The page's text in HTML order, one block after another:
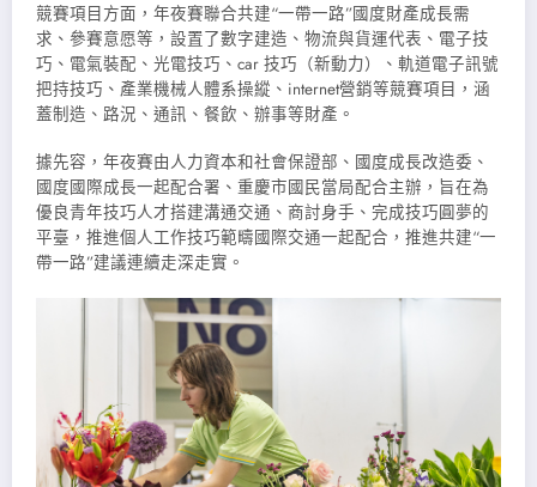
競賽項目方面，年夜賽聯合共建“一帶一路”國度財產成長需
求、參賽意愿等，設置了數字建造、物流與貨運代表、電子技
巧、電氣裝配、光電技巧、car 技巧（新動力）、軌道電子訊號
把持技巧、產業機械人體系操縱、internet營銷等競賽項目，涵
蓋制造、路況、通訊、餐飲、辦事等財產。
據先容，年夜賽由人力資本和社會保證部、國度成長改造委、
國度國際成長一起配合署、重慶市國民當局配合主辦，旨在為
優良青年技巧人才搭建溝通交通、商討身手、完成技巧圓夢的
平臺，推進個人工作技巧範疇國際交通一起配合，推進共建“一
帶一路”建議連續走深走實。